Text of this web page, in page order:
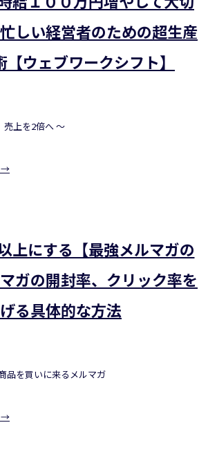
しい経営者のための超生産
ウェブワークシフト】
売上を2倍へ ～
→
上にする【最強メルマガの
ガの開封率、クリック率を
る具体的な方法
品を買いに来るメルマガ
→